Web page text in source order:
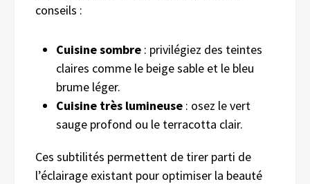
conseils :
Cuisine sombre : privilégiez des teintes
claires comme le beige sable et le bleu
brume léger.
Cuisine très lumineuse : osez le vert
sauge profond ou le terracotta clair.
Ces subtilités permettent de tirer parti de
l’éclairage existant pour optimiser la beauté